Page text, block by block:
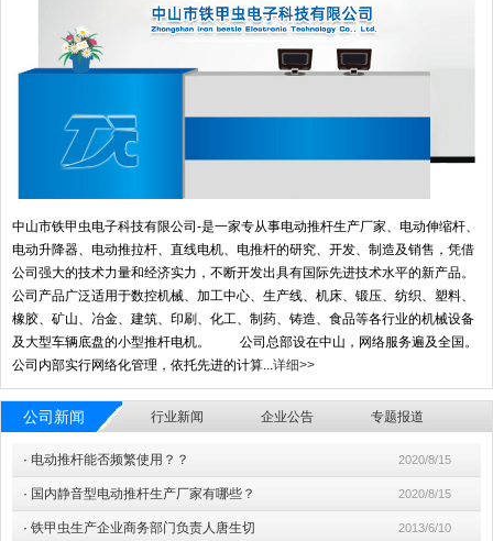
中山市铁甲虫电子科技有限公司-是一家专从事电动推杆生产厂家、电动伸缩杆、
电动升降器、电动推拉杆、直线电机、电推杆的研究、开发、制造及销售，凭借
公司强大的技术力量和经济实力，不断开发出具有国际先进技术水平的新产品。
公司产品广泛适用于数控机械、加工中心、生产线、机床、锻压、纺织、塑料、
橡胶、矿山、冶金、建筑、印刷、化工、制药、铸造、食品等各行业的机械设备
及大型车辆底盘的小型推杆电机。 公司总部设在中山，网络服务遍及全国。
公司内部实行网络化管理，依托先进的计算...详细>>
公司新闻 行业新闻 企业公告 专题报道
· 电动推杆能否频繁使用？？ 2020/8/15
· 国内静音型电动推杆生产厂家有哪些？ 2020/8/15
· 铁甲虫生产企业商务部门负责人唐生切 2013/6/10